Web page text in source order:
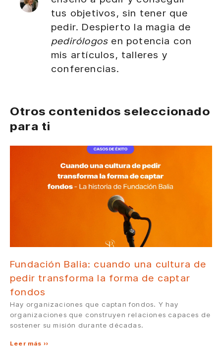
tus objetivos, sin tener que
pedir. Despierto la magia de
pedirólogos en potencia con
mis artículos, talleres y
conferencias.
Otros contenidos seleccionado
para ti
Fundación Balia: cuando una cultura de
pedir transforma la forma de captar
fondos
Hay organizaciones que captan fondos. Y hay
organizaciones que construyen relaciones capaces de
sostener su misión durante décadas.
Leer más »